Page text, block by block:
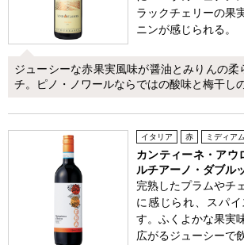
ラックチェリーの果
ニンが感じられる。
ジューシーな赤果実風味が醤油とみりんの柔
チ。ピノ・ノワールならではの酸味と梅干し
イタリア 赤 ミディア
カンティーネ・アウ
ルチアーノ・ダブル
完熟したプラムやチ
に感じられ、スパ
す。ふくよかな果実
広がるジューシーで